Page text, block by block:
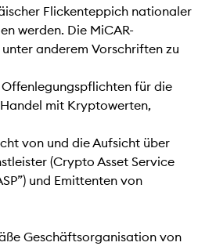
Flickenteppich nationaler
werden. Die MiCAR-
anderem Vorschriften zu
für die
mit Kryptowerten,
von und die Aufsicht über
(Crypto Asset Service
und Emittenten von
Geschäftsorganisation von